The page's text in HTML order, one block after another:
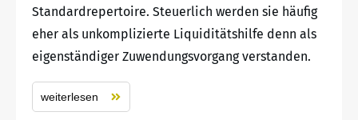
Standardrepertoire. Steuerlich werden sie häufig
eher als unkomplizierte Liquiditätshilfe denn als
eigenständiger Zuwendungsvorgang verstanden.
weiterlesen